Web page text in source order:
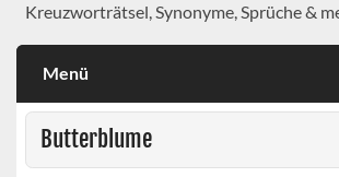
Kreuzworträtsel, Synonyme, Sprüche &
Menü
Butterblume